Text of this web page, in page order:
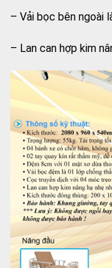
– Vải bọc bên ngoài
– Lan can hợp kim